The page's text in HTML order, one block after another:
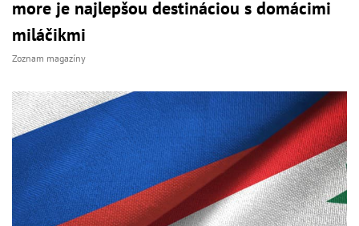
more je najlepšou destináciou s domácimi
miláčikmi
Zoznam magazíny